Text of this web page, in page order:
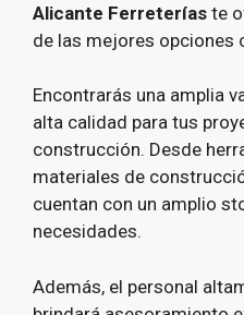
Alicante Ferreterías te
de las mejores opciones
Encontrarás una amplia
alta calidad para tus
construcción. Desde
materiales de
cuentan con un amplio
necesidades.
Además, el personal